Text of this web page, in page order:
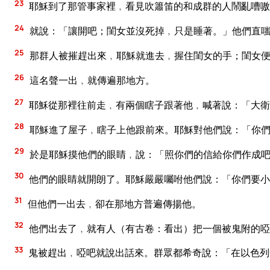
23 耶穌到了那管事家裡﹐看見吹簫笛的和成群的人鬧亂嘈
24 就說：「讓開吧；閨女並沒死掉﹐只是睡著。」他們直
25 那群人被摧趕出來﹐耶穌就進去﹐握住閨女的手；閨女
26 這名聲一出﹐就傳遍那地方。
27 耶穌從那裡往前走﹐有兩個瞎子跟著他﹐喊著說：「大
28 耶穌進了屋子﹐瞎子上他跟前來。耶穌對他們說：「你
29 於是耶穌摸他們的眼睛﹐說：「照你們的信給你們作成
30 他們的眼睛就開朗了。耶穌嚴嚴囑咐他們說：「你們要
31 但他們一出去﹐卻在那地方普遍傳揚他。
32 他們出去了﹐就有人（有古卷：看出）把一個被鬼附的
33 鬼被趕出﹐啞吧就說出話來。群眾都希奇說：「在以色